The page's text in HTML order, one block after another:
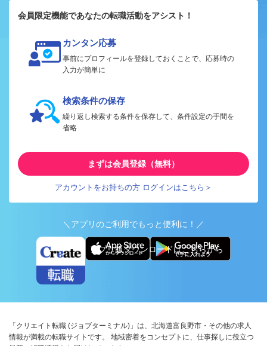
会員限定機能であなたの転職活動をアシスト！
カンタン応募
事前にプロフィールを登録しておくことで、応募時の
入力が簡単に
検索条件の保存
繰り返し検索する条件を保存して、条件設定の手間を
省略
まずは会員登録（無料）
アカウントをお持ちの方 ログインはこちら＞
＼アプリのご利用でもっと便利に！／
アプリ版ダウンロードはこちらから
「クリエイト転職 (ジョブターミナル)」は、北海道富良野市・その他の求人
情報が満載の転職サイトです。 地域密着をコンセプトに、仕事探しに役立つ